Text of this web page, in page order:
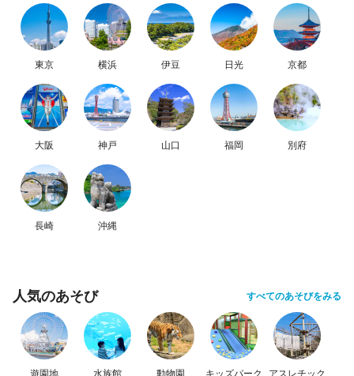
東京 横浜 伊豆 日光 京都
大阪 神戸 山口 福岡 別府
長崎 沖縄
人気のあそび すべてのあそびをみる
遊園地 水族館 動物園 キッズパーク アスレチック